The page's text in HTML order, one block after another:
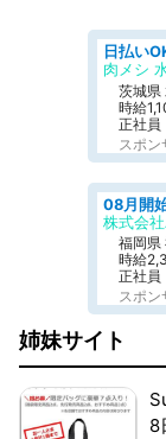
肉メシ
茨城県
時給
正社員
スポン
株式会
福岡県
時給
正社員
スポン
姉妹サイト
8